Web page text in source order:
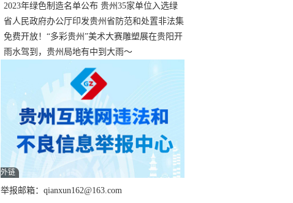
名额
2023年绿色制造名单公布 贵州35家单位入选绿
色工厂
省人民政府办公厅印发贵州省防范和处置非法集
资工作实施细则
免费开放！“多彩贵州”美术大赛雕塑展在贵阳开
展，持续至1月19日
雨水驾到，贵州局地有中到大雨～
外链
举报邮箱：qianxun162@163.com